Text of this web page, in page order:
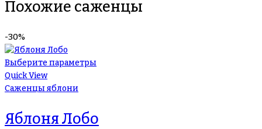
Похожие саженцы
-30%
Выберите параметры
Quick View
Саженцы яблони
Яблоня Лобо